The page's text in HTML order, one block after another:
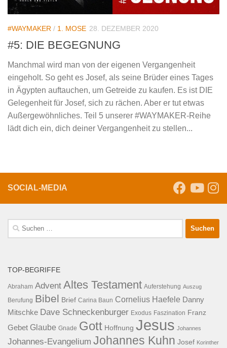
#WAYMAKER / 1. MOSE 28. DEZEMBER 2020
#5: DIE BEGEGNUNG
Manchmal wird man von der eigenen Vergangenheit
eingeholt. So geht es Josef, als seine Brüder eines Tages
in Ägypten auftauchen, um Getreide zu kaufen. Es ist DIE
Gelegenheit für Josef, sich zu rächen. Aber er tut etwas
Außergewöhnliches. Teil 5 unserer #WAYMAKER-Reihe
lädt dich ein, dich deiner Vergangenheit zu stellen...
SOCIAL-MEDIA
Suche
nach:
TOP-BEGRIFFE
Abraham Advent Altes Testament Auferstehung Auszug
Berufung Bibel Brief Carina Baun Cornelius Haefele Danny
Mitschke Dave Schneckenburger Exodus Faszination Franz
Gebet Glaube Gnade Gott Hoffnung Jesus Johannes
Johannes-Evangelium Johannes Kuhn Josef Korinther